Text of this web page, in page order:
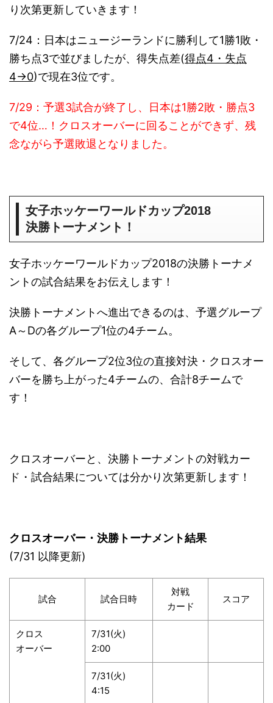
り次第更新していきます！
7/24：日本はニュージーランドに勝利して1勝1敗・
勝ち点3で並びましたが、得失点差(得点4・失点
4→0)で現在3位です。
7/29：予選3試合が終了し、日本は1勝2敗・勝点3
で4位…！クロスオーバーに回ることができず、残
念ながら予選敗退となりました。
女子ホッケーワールドカップ2018
決勝トーナメント！
女子ホッケーワールドカップ2018の決勝トーナメ
ントの試合結果をお伝えします！
決勝トーナメントへ進出できるのは、予選グループ
A～Dの各グループ1位の4チーム。
そして、各グループ2位3位の直接対決・クロスオー
バーを勝ち上がった4チームの、合計8チームで
す！
クロスオーバーと、決勝トーナメントの対戦カー
ド・試合結果については分かり次第更新します！
クロスオーバー・決勝トーナメント結果
(7/31 以降更新)
試合 試合日時
対戦
カード
スコア
クロス
オーバー
7/31(火)
2:00
7/31(火)
4:15